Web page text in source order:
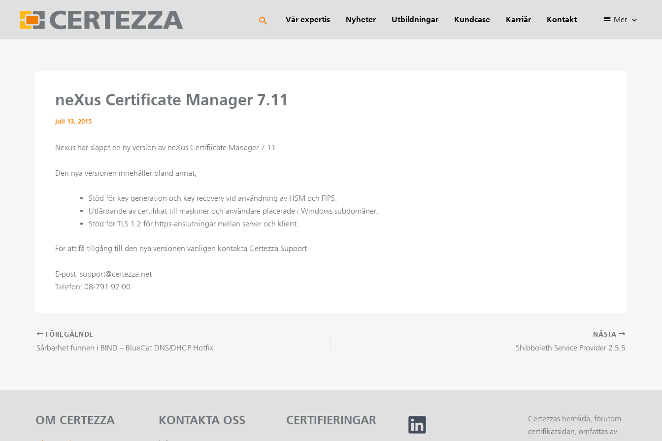
innehåll
Sök Vår expertis Nyheter Utbildningar Kundcase Karriär Kontakt Mer
neXus Certificate Manager 7.11
juli 13, 2015
Nexus har släppt en ny version av neXus Certifiicate Manager 7.11.
Den nya versionen innehåller bland annat;
Stöd för key generation och key recovery vid användning av HSM och FIPS.
Utfärdande av certifikat till maskiner och användare placerade i Windows subdomäner.
Stöd för TLS 1.2 för https-anslutningar mellan server och klient.
För att få tillgång till den nya versionen vänligen kontakta Certezza Support.
E-post: support@certezza.net
Telefon: 08-791 92 00
Inläggsnavigering
FÖREGÅENDE
Sårbarhet funnen i BIND – BlueCat DNS/DHCP Hotfix
NÄSTA
Shibboleth Service Provider 2.5.5
OM CERTEZZA KONTAKTA OSS CERTIFIERINGAR
Certezzas hemsida, förutom
certifikatsidan, omfattas av